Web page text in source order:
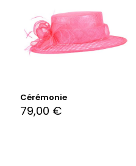
Cérémonie
79,00 €